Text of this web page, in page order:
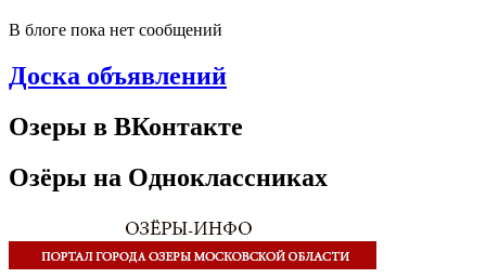
В блоге пока нет сообщений
Доска объявлений
Озеры в ВКонтакте
Озёры на Одноклассниках